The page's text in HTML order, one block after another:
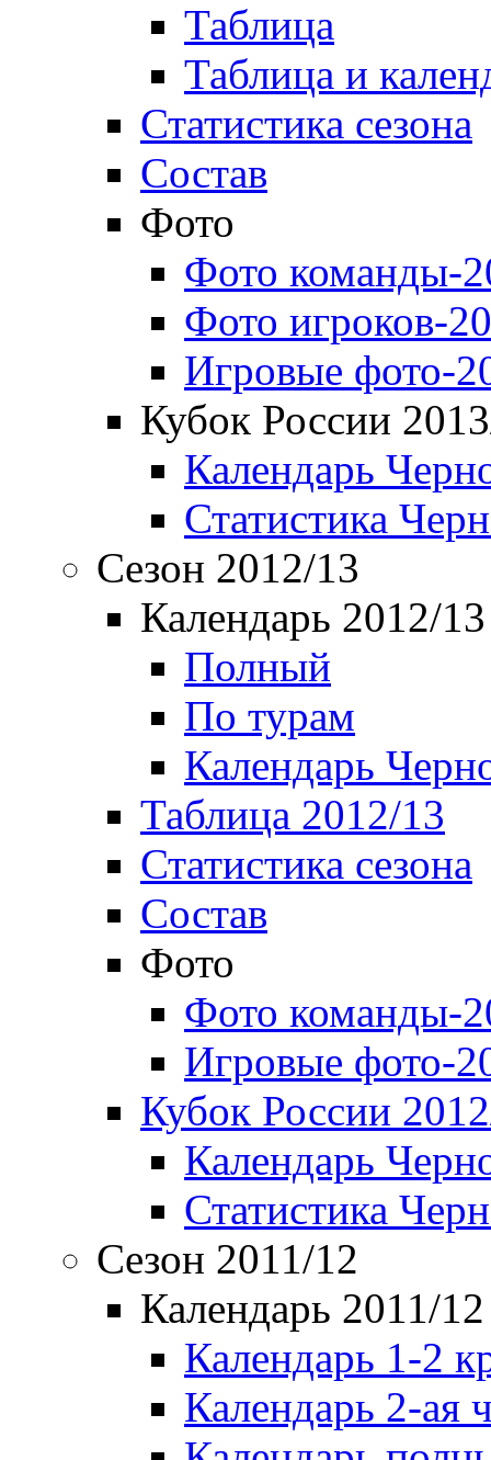
Таблица
Таблица и
Статистика сезона
Состав
Фото
Фото команды-
Фото игроков-
Игровые фото-
Кубок России
Календарь
Статистика
Сезон 2012/13
Календарь 2012/13
Полный
По турам
Календарь
Таблица 2012/13
Статистика сезона
Состав
Фото
Фото команды-
Игровые фото-
Кубок России
Календарь
Статистика
Сезон 2011/12
Календарь 2011/12
Календарь 1-2
Календарь 2-ая